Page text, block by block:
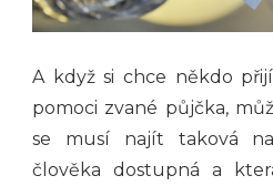
A když si chce někdo
pomoci zvané půjčka,
se musí najít taková
člověka dostupná a